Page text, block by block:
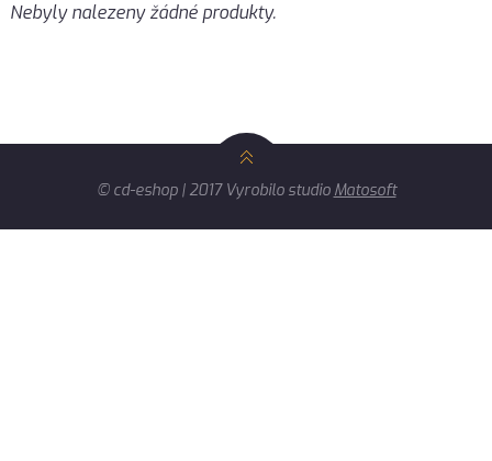
Nebyly nalezeny žádné produkty.
© cd-eshop | 2017 Vyrobilo studio Matosoft